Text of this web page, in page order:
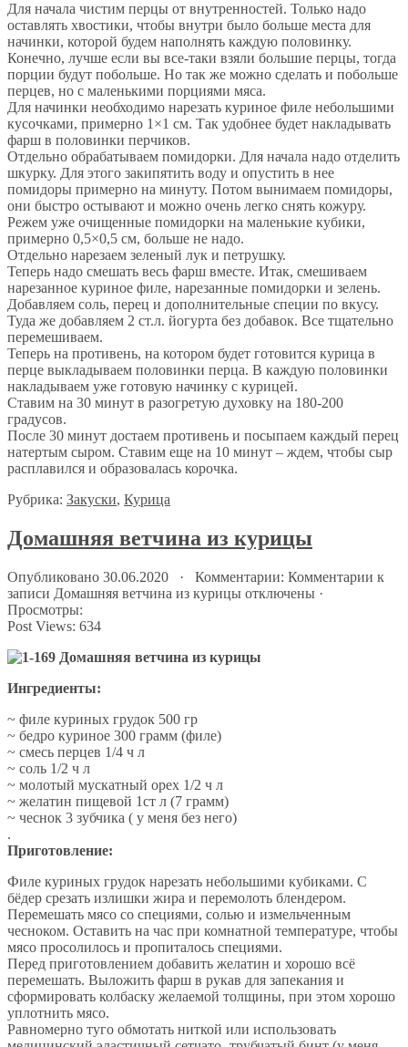
Для начала чистим перцы от внутренностей. Только надо
оставлять хвостики, чтобы внутри было больше места для
начинки, которой будем наполнять каждую половинку.
Конечно, лучше если вы все-таки взяли большие перцы, тогда
порции будут побольше. Но так же можно сделать и побольше
перцев, но с маленькими порциями мяса.
Для начинки необходимо нарезать куриное филе небольшими
кусочками, примерно 1×1 см. Так удобнее будет накладывать
фарш в половинки перчиков.
Отдельно обрабатываем помидорки. Для начала надо отделить
шкурку. Для этого закипятить воду и опустить в нее
помидоры примерно на минуту. Потом вынимаем помидоры,
они быстро остывают и можно очень легко снять кожуру.
Режем уже очищенные помидорки на маленькие кубики,
примерно 0,5×0,5 см, больше не надо.
Отдельно нарезаем зеленый лук и петрушку.
Теперь надо смешать весь фарш вместе. Итак, смешиваем
нарезанное куриное филе, нарезанные помидорки и зелень.
Добавляем соль, перец и дополнительные специи по вкусу.
Туда же добавляем 2 ст.л. йогурта без добавок. Все тщательно
перемешиваем.
Теперь на противень, на котором будет готовится курица в
перце выкладываем половинки перца. В каждую половинки
накладываем уже готовую начинку с курицей.
Ставим на 30 минут в разогретую духовку на 180-200
градусов.
После 30 минут достаем противень и посыпаем каждый перец
натертым сыром. Ставим еще на 10 минут – ждем, чтобы сыр
расплавился и образовалась корочка.
Рубрика: Закуски, Курица
Домашняя ветчина из курицы
Опубликовано 30.06.2020 · Комментарии: Комментарии к
записи Домашняя ветчина из курицы отключены ·
Просмотры:
Post Views: 634
Ингредиенты:
~ филе куриных грудок 500 гр
~ бедро куриное 300 грамм (филе)
~ смесь перцев 1/4 ч л
~ соль 1/2 ч л
~ молотый мускатный орех 1/2 ч л
~ желатин пищевой 1ст л (7 грамм)
~ чеснок 3 зубчика ( у меня без него)
.
Приготовление:
Филе куриных грудок нарезать небольшими кубиками. С
бёдер срезать излишки жира и перемолоть блендером.
Перемешать мясо со специями, солью и измельченным
чесноком. Оставить на час при комнатной температуре, чтобы
мясо просолилось и пропиталось специями.
Перед приготовлением добавить желатин и хорошо всё
перемешать. Выложить фарш в рукав для запекания и
сформировать колбаску желаемой толщины, при этом хорошо
уплотнить мясо.
Равномерно туго обмотать ниткой или использовать